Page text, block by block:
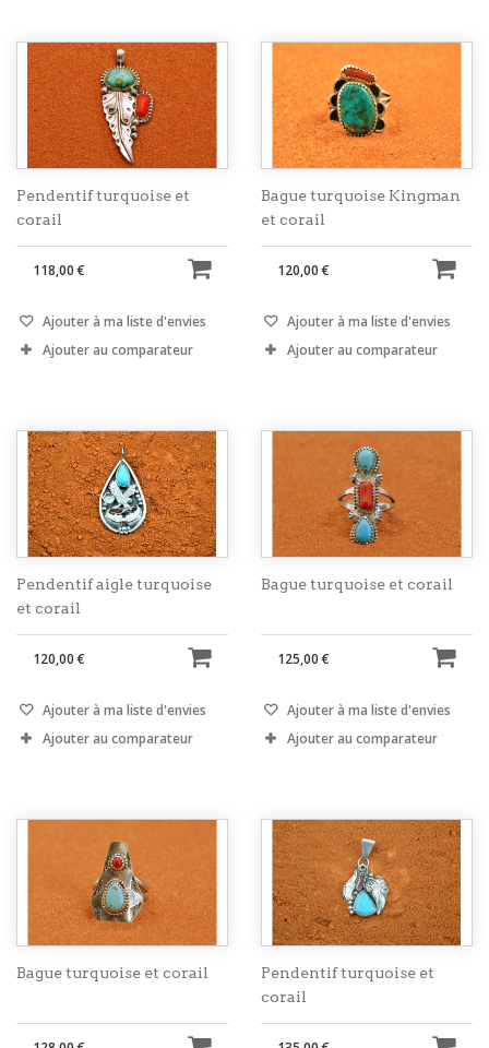
Pendentif turquoise et
corail
118,00 €
Ajouter à ma liste d'envies
Ajouter au comparateur
Bague turquoise Kingman
et corail
120,00 €
Ajouter à ma liste d'envies
Ajouter au comparateur
Pendentif aigle turquoise
et corail
120,00 €
Ajouter à ma liste d'envies
Ajouter au comparateur
Bague turquoise et corail
125,00 €
Ajouter à ma liste d'envies
Ajouter au comparateur
Bague turquoise et corail
Pendentif turquoise et
corail